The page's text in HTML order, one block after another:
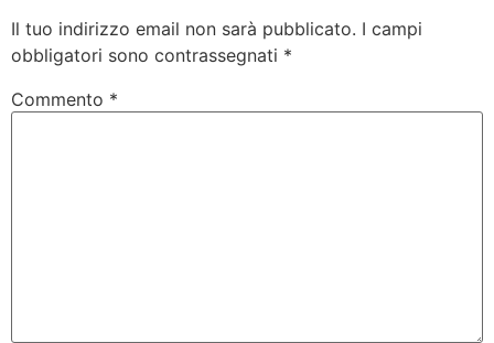
Il tuo indirizzo email non sarà pubblicato. I campi
obbligatori sono contrassegnati *
Commento *